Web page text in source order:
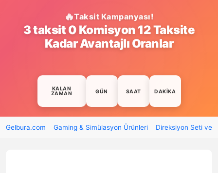
Taksit Kampanyası!
3 taksit 0 Komisyon 12 Taksite
Kadar Avantajlı Oranlar
KALAN
ZAMAN GÜN SAAT DAKIKA
Gelbura.com Gaming & Simülasyon Ürünleri Direksiyon Seti ve